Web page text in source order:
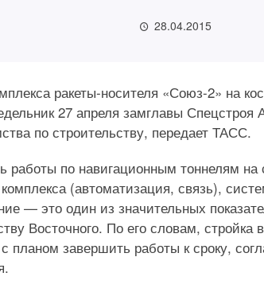
28.04.2015
ракеты-носителя «Союз-2» на
27 апреля замглавы
по строительству, передает ТАСС.
работы по навигационным тоннелям
(автоматизация, связь),
— это один из значительных
Восточного. По его словам,
планом завершить работы к сроку,